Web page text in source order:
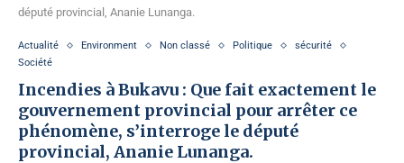
député provincial, Ananie Lunanga.
Actualité Environment Non classé Politique
sécurité
Société
Incendies à Bukavu : Que fait exactement le
gouvernement provincial pour arrêter ce
phénomène, s’interroge le député
provincial, Ananie Lunanga.